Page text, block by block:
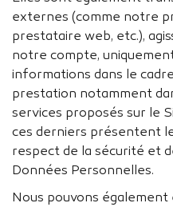
externes (comme notre
prestataire web, etc.),
notre compte,
informations dans le
prestation notamment
services proposés sur le
ces derniers présentent
respect de la sécurité et
Données Personnelles.
Nous pouvons également